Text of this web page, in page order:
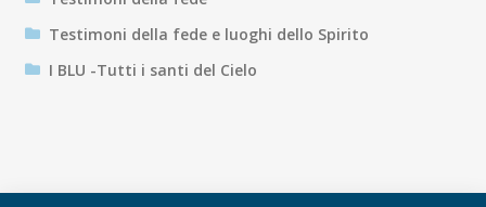
Testimoni della fede e luoghi dello Spirito
I BLU -Tutti i santi del Cielo